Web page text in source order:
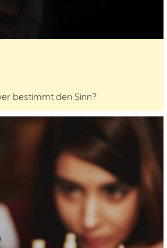
bestimmt den Sinn?